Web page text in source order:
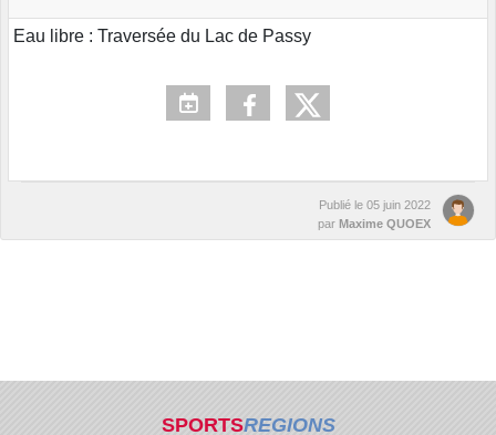
Eau libre : Traversée du Lac de Passy
Publié le 05 juin 2022
par Maxime QUOEX
SPORTSREGIONS